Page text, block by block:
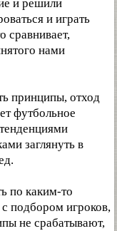
и решили
и играть
сравнивает,
нами
принципы, отход
футбольное
заглянуть в
по каким-то
подбором игроков,
не срабатывают,